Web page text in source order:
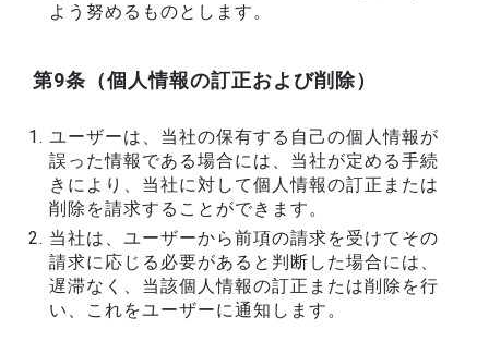
よう努めるものとします。
第9条（個人情報の訂正および削除）
ユーザーは、当社の保有する自己の個人情報が
誤った情報である場合には、当社が定める手続
きにより、当社に対して個人情報の訂正または
削除を請求することができます。
当社は、ユーザーから前項の請求を受けてその
請求に応じる必要があると判断した場合には、
遅滞なく、当該個人情報の訂正または削除を行
い、これをユーザーに通知します。